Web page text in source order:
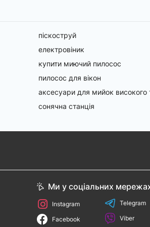
піскоструй
електровіник
купити миючий пилосос
пилосос для вікон
аксесуари для мийок високого
сонячна станція
Ми у соціальних
Instagram
Facebook
Telegram
Viber